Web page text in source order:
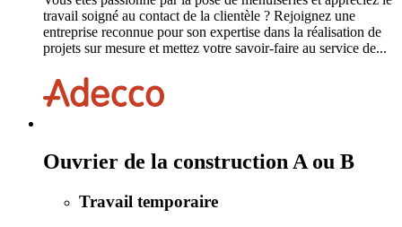
travail soigné au contact de la clientèle ? Rejoignez une
entreprise reconnue pour son expertise dans la réalisation de
projets sur mesure et mettez votre savoir-faire au service de...
Ouvrier de la construction A ou B
Travail temporaire